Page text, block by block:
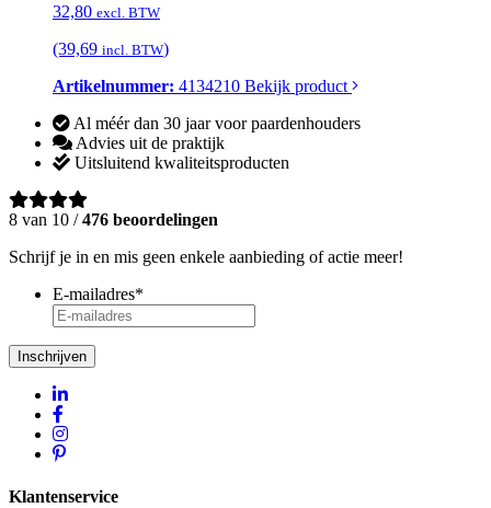
32,80 excl. BTW
(39,69 incl. BTW)
Artikelnummer: 4134210 Bekijk product
Al méér dan 30 jaar voor paardenhouders
Advies uit de praktijk
Uitsluitend kwaliteitsproducten
8 van 10 /476 beoordelingen
Schrijf je in en mis geen enkele aanbieding of actie meer!
E-mailadres*
Inschrijven
Klantenservice